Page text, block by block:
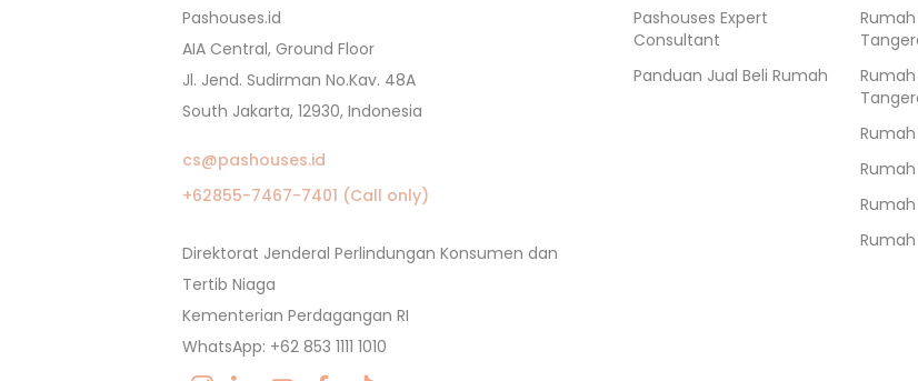
Pashouses.id
AIA Central, Ground Floor
Jl. Jend. Sudirman No.Kav. 48A
South Jakarta, 12930, Indonesia
cs@pashouses.id
+62855-7467-7401 (Call only)
Direktorat Jenderal Perlindungan Konsumen dan
Tertib Niaga
Kementerian Perdagangan RI
WhatsApp: +62 853 1111 1010
Pashouses Expert
Consultant
Panduan Jual Beli Rumah